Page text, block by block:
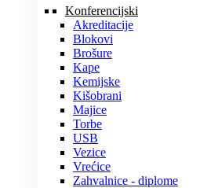
Konferencijski
Akreditacije
Blokovi
Brošure
Kape
Kemijske
Kišobrani
Majice
Torbe
USB
Vezice
Vrećice
Zahvalnice - diplome